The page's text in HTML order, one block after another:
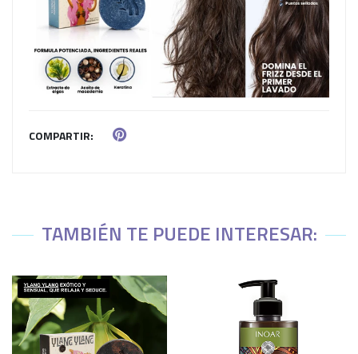
COMPARTIR:
TAMBIÉN TE PUEDE INTERESAR: